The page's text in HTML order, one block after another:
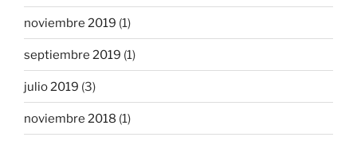
noviembre 2019 (1)
septiembre 2019 (1)
julio 2019 (3)
noviembre 2018 (1)